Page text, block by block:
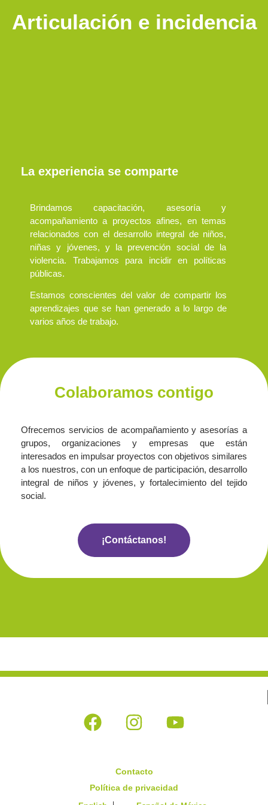
Articulación e incidencia
La experiencia se comparte
Brindamos capacitación, asesoría y
acompañamiento a proyectos afines, en temas
relacionados con el desarrollo integral de niños,
niñas y jóvenes, y la prevención social de la
violencia. Trabajamos para incidir en políticas
públicas.
Estamos conscientes del valor de compartir los
aprendizajes que se han generado a lo largo de
varios años de trabajo.
Colaboramos contigo
Ofrecemos servicios de acompañamiento y asesorías a
grupos, organizaciones y empresas que están
interesados en impulsar proyectos con objetivos similares
a los nuestros, con un enfoque de participación, desarrollo
integral de niños y jóvenes, y fortalecimiento del tejido
social.
¡Contáctanos!
Contacto
Política de privacidad